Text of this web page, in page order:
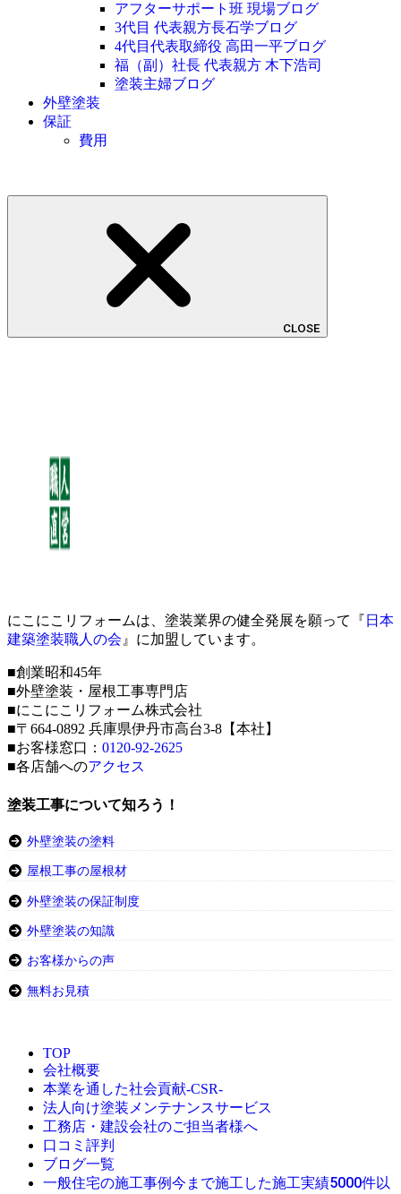
アフターサポート班 現場ブログ
3代目 代表親方長石学ブログ
4代目代表取締役 高田一平ブログ
福（副）社長 代表親方 木下浩司
塗装主婦ブログ
外壁塗装
保証
費用
CLOSE
にこにこリフォームは、塗装業界の健全発展を願って『 日本
建築塗装職人の会 』に加盟しています。
■創業昭和45年
■外壁塗装・屋根工事専門店
■にこにこリフォーム株式会社
■〒664-0892 兵庫県伊丹市高台3-8【本社】
■お客様窓口： 0120-92-2625
■各店舗へのアクセス
塗装工事について知ろう！
外壁塗装の塗料
屋根工事の屋根材
外壁塗装の保証制度
外壁塗装の知識
お客様からの声
無料お見積
TOP
会社概要
本業を通した社会貢献-CSR-
法人向け塗装メンテナンスサービス
工務店・建設会社のご担当者様へ
口コミ評判
ブログ一覧
一般住宅の施工事例今まで施工した施工実績5000件以